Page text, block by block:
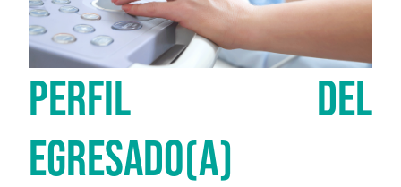
PERFIL DEL
EGRESADO(A)